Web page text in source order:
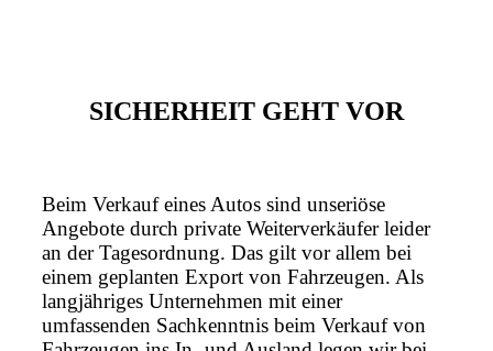
SICHERHEIT GEHT VOR
Beim Verkauf eines Autos sind unseriöse
Angebote durch private Weiterverkäufer leider
an der Tagesordnung. Das gilt vor allem bei
einem geplanten Export von Fahrzeugen. Als
langjähriges Unternehmen mit einer
umfassenden Sachkenntnis beim Verkauf von